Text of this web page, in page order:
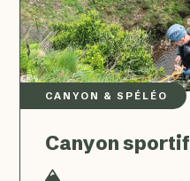
CANYON & SPÉLÉO
Canyon sportif